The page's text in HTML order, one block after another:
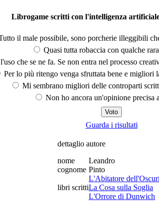
Librogame scritti con l'intelligenza
il male possibile, sono porcherie illeggibili
Quasi tutta robaccia con qualche
che se ne fa. Se non entra nel processo
Per lo più ritengo venga sfruttata bene e migliori
Mi sembrano migliori delle controparti
Non ho ancora un'opinione precisa
Guarda i risultati
dettaglio autore
nome
Leandro
cognome Pinto
libri scritti
L'Abitatore
La Cosa sulla Soglia
L'Orrore di Dunwich